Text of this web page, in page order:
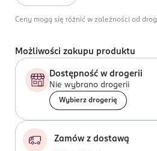
Ceny mogą się różnić w zależności od
Możliwości zakupu produktu
Dostępność w drogerii
Nie wybrano drogerii
Wybierz drogerię
Zamów z dostawą